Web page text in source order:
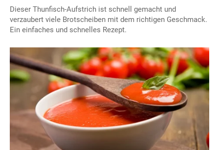
Dieser Thunfisch-Aufstrich ist schnell gemacht und
verzaubert viele Brotscheiben mit dem richtigen Geschmack.
Ein einfaches und schnelles Rezept.